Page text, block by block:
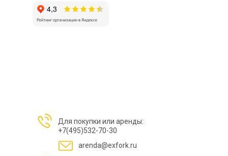
Для покупки или аренды:
+7(495)532-70-30
arenda@exfork.ru